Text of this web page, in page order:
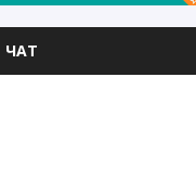
ЧАТ